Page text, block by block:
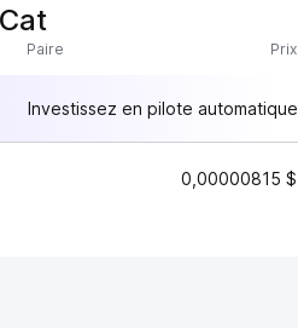
Paire Prix
Investissez en pilote automatique
0,00000815 $